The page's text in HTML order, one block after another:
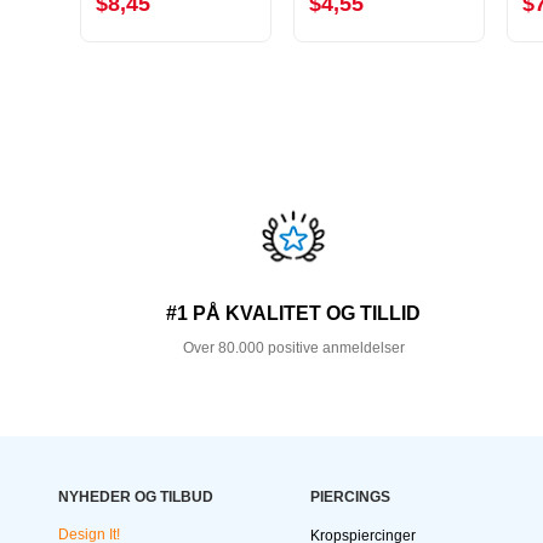
#1 PÅ KVALITET OG TILLID
Over 80.000 positive anmeldelser
NYHEDER OG TILBUD
Design It!
PIERCINGS
Kropspiercinger